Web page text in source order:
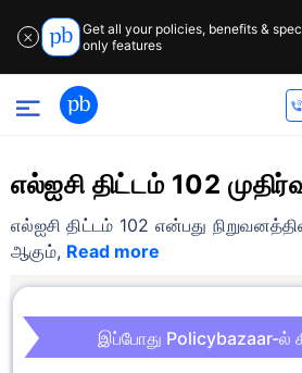
✕
Get all your policies, benefits &
only features
எல்ஐசி திட்டம் 102
எல்ஐசி திட்டம் 102 என்பது
ஆகும், Read more
இப்போது Policybazaar-ல்